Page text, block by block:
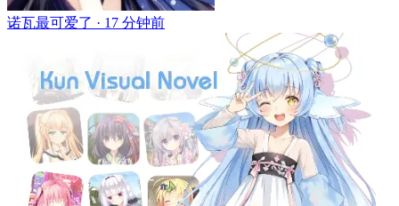
诺瓦最可爱了 · 17 分钟前